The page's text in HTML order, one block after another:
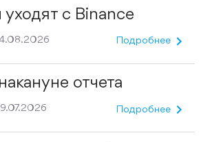
уходят с Binance
Подробнее chevron_right
отчета
Подробнее chevron_right